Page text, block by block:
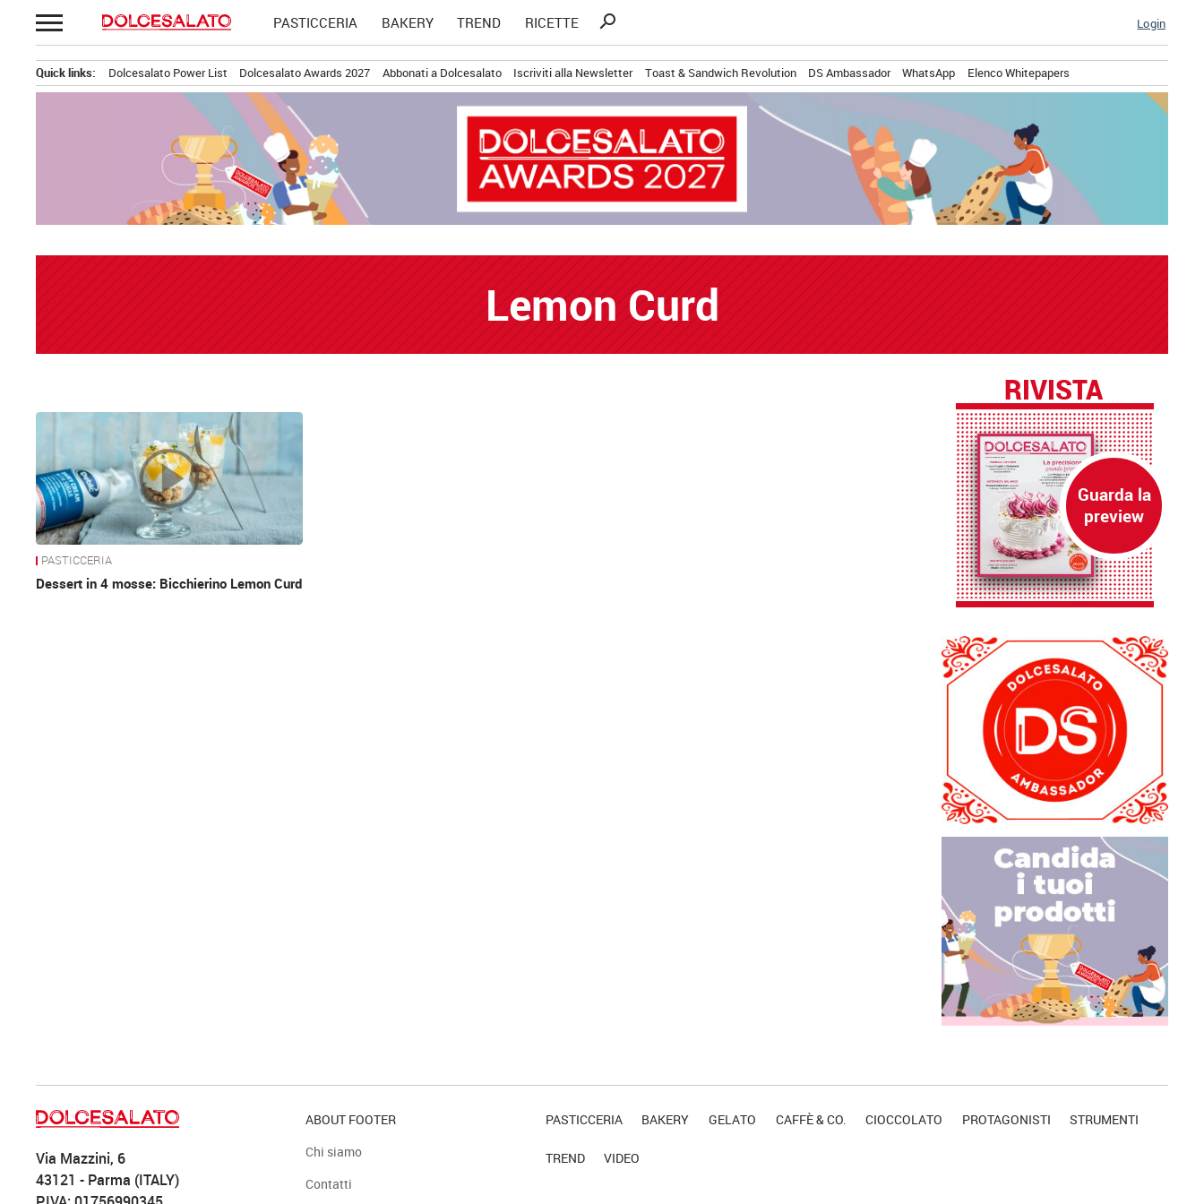
Passa
al
PASTICCERIA BAKERY TREND RICETTE
Ricerca
search Login
Quick links: Dolcesalato Power List Dolcesalato Awards 2027 Abbonati a Dolcesalato Iscriviti alla Newsletter Toast & Sandwich Revolution DS Ambassador WhatsApp Elenco Whitepapers
Lemon Curd
News
PASTICCERIA
Dessert in 4 mosse: Bicchierino Lemon Curd
RIVISTA
Via Mazzini, 6
43121 - Parma (ITALY)
ABOUT FOOTER
Chi siamo
Contatti
PASTICCERIA BAKERY GELATO CAFFÈ & CO. CIOCCOLATO PROTAGONISTI STRUMENTI
TREND VIDEO